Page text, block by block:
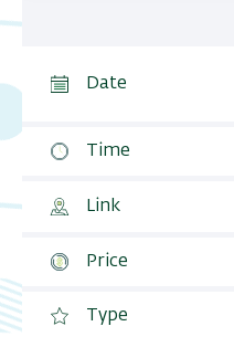
Date
Time
Link
Price
Type